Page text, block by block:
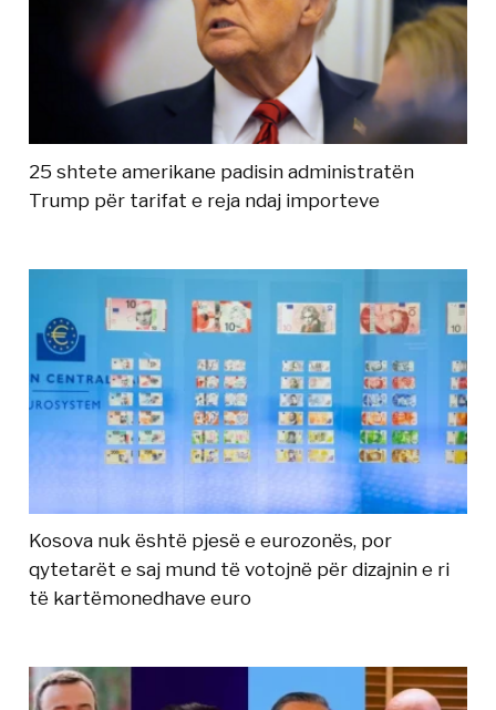
25 shtete amerikane padisin administratën
Trump për tarifat e reja ndaj importeve
Kosova nuk është pjesë e eurozonës, por
qytetarët e saj mund të votojnë për dizajnin e ri
të kartëmonedhave euro